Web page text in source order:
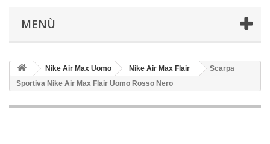
MENÙ
Nike Air Max Uomo Nike Air Max Flair
Scarpa
Sportiva Nike Air Max Flair Uomo Rosso Nero